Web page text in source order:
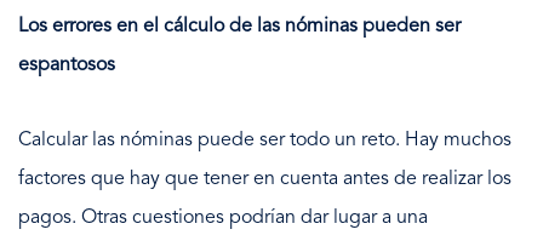
Los errores en el cálculo de las nóminas pueden ser
espantosos
Calcular las nóminas puede ser todo un reto. Hay muchos
factores que hay que tener en cuenta antes de realizar los
pagos. Otras cuestiones podrían dar lugar a una